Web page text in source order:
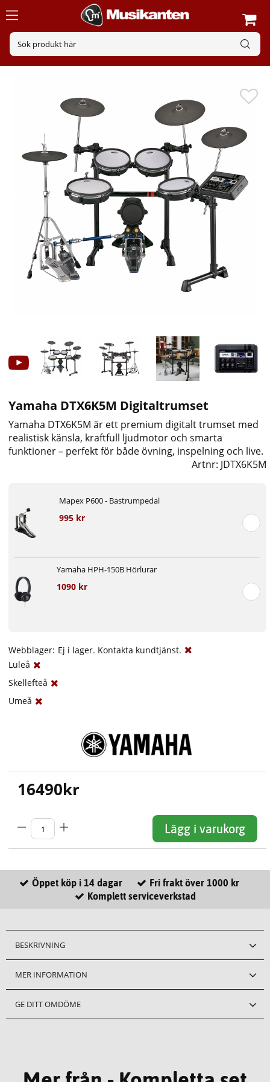
Yamaha DTX6K5M Digitaltrumset
Yamaha DTX6K5M är ett premium digitalt trumset med
realistisk känsla, kraftfull ljudmotor och smarta
funktioner – perfekt för både övning, inspelning och live.
Artnr: JDTX6K5M
Mapex P600 - Bastrumpedal
995 kr
Yamaha HPH-150B Hörlurar
1090 kr
Webblager: Ej i lager. Kontakta kundtjänst.
Luleå
Skellefteå
Umeå
16490kr
Lägg i varukorg
Öppet köp i 14 dagar
Fri frakt över 1000 kr
Komplett serviceverkstad
BESKRIVNING
MER INFORMATION
GE DITT OMDÖME